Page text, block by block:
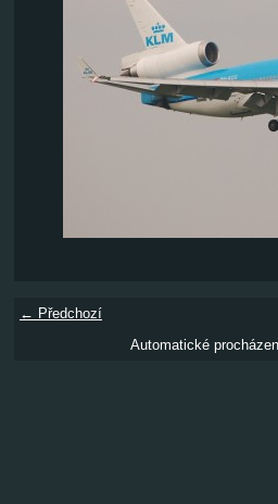
← Předchozí
Automatické